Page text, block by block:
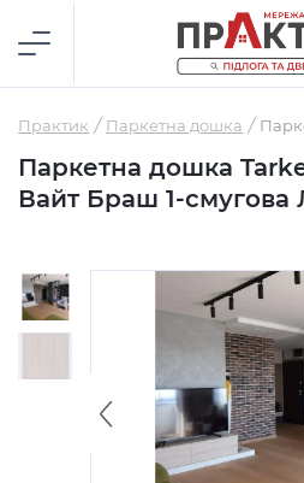
Практик Паркетна дошка
Паркетна дошка
Вайт Браш 1-смугова